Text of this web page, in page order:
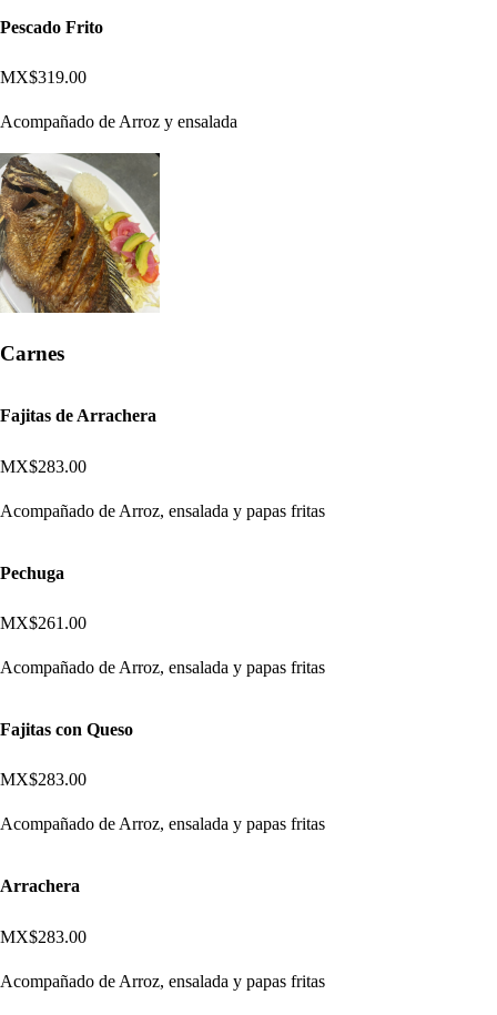
Pescado Frito
MX$319.00
Acompañado de Arroz y ensalada
Carnes
Fajitas de Arrachera
MX$283.00
Acompañado de Arroz, ensalada y papas fritas
Pechuga
MX$261.00
Acompañado de Arroz, ensalada y papas fritas
Fajitas con Queso
MX$283.00
Acompañado de Arroz, ensalada y papas fritas
Arrachera
MX$283.00
Acompañado de Arroz, ensalada y papas fritas